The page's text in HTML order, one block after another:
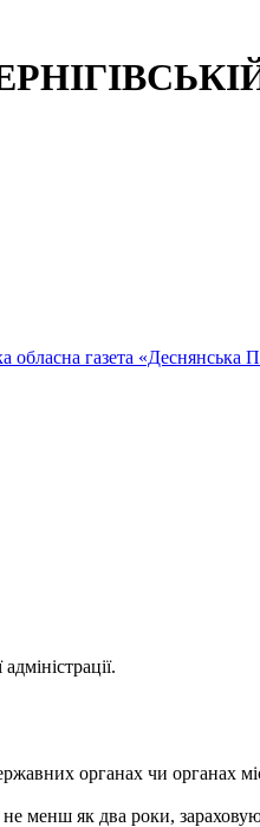
обласна газета «Деснянська
органах чи органах
не менш як два роки,